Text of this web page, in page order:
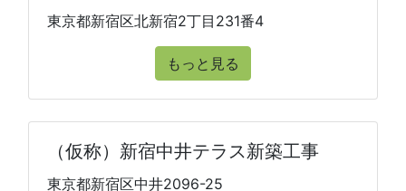
東京都新宿区北新宿2丁目231番4
もっと見る
（仮称）新宿中井テラス新築工事
東京都新宿区中井2096-25